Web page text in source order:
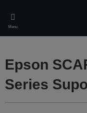
main
content
Menu
Epson
Series